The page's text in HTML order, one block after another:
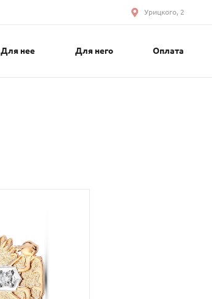
Урицкого, 2
Для нее Для него Оплата